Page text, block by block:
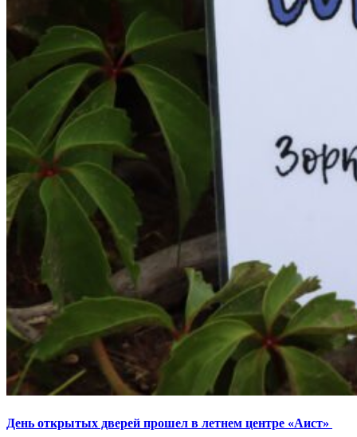
День открытых дверей прошел в летнем центре «Аист»